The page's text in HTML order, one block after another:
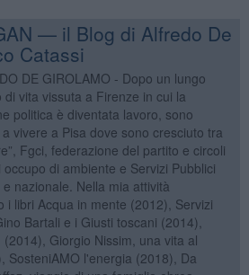
— il Blog di Alfredo De
Catassi
DE GIROLAMO - Dopo un lungo
di vita vissuta a Firenze in cui la
politica è diventata lavoro, sono
vivere a Pisa dove sono cresciuto tra
Fgci, federazione del partito e circoli
occupo di ambiente e Servizi Pubblici
nazionale. Nella mia attività
i libri Acqua in mente (2012), Servizi
Bartali e i Giusti toscani (2014),
Giorgio Nissim, una vita al
SosteniAMO l'energia (2018), Da